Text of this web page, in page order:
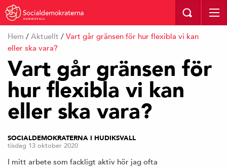
HUDIKSVALL
Hem / Aktuellt / Vart går gränsen för hur flexibla vi kan
eller ska vara?
Vart går gränsen för
hur flexibla vi kan
eller ska vara?
SOCIALDEMOKRATERNA I HUDIKSVALL
tisdag 13 oktober 2020
I mitt arbete som fackligt aktiv hör jag ofta